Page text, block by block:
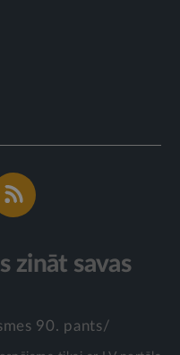
zināt savas
90. pants/